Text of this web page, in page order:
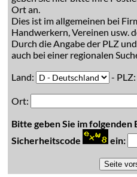
Ort an.
Dies ist im allgemeinen bei
Handwerkern, Vereinen usw.
Durch die Angabe der PLZ
auch bei einer regionalen
Land:
- PLZ:
Ort:
Bitte geben Sie im folgenden
Sicherheitscode
ein: